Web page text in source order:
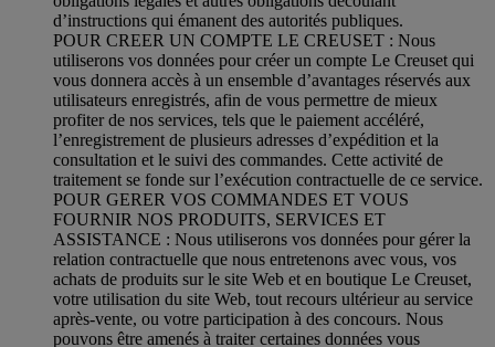
d’instructions qui émanent des autorités publiques.
POUR CREER UN COMPTE LE CREUSET : Nous
utiliserons vos données pour créer un compte Le Creuset qui
vous donnera accès à un ensemble d’avantages réservés aux
utilisateurs enregistrés, afin de vous permettre de mieux
profiter de nos services, tels que le paiement accéléré,
l’enregistrement de plusieurs adresses d’expédition et la
consultation et le suivi des commandes. Cette activité de
traitement se fonde sur l’exécution contractuelle de ce service.
POUR GERER VOS COMMANDES ET VOUS
FOURNIR NOS PRODUITS, SERVICES ET
ASSISTANCE : Nous utiliserons vos données pour gérer la
relation contractuelle que nous entretenons avec vous, vos
achats de produits sur le site Web et en boutique Le Creuset,
votre utilisation du site Web, tout recours ultérieur au service
après-vente, ou votre participation à des concours. Nous
pouvons être amenés à traiter certaines données vous